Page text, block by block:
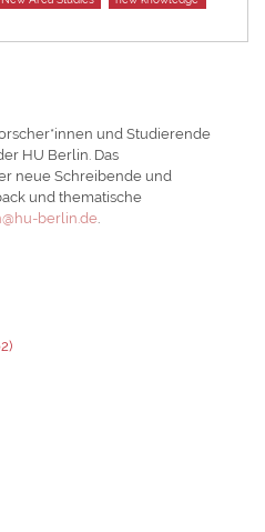
und Studierende
HU Berlin. Das
neue Schreibende und
und thematische
berlin.de.